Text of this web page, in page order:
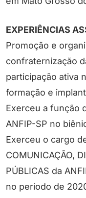
EXPERIÊNCIAS
Promoção e
confraternização
participação ativa
formação e
Exerceu a função
ANFIP-SP no
Exerceu o cargo
COMUNICAÇÃO,
PÚBLICAS da
no período de